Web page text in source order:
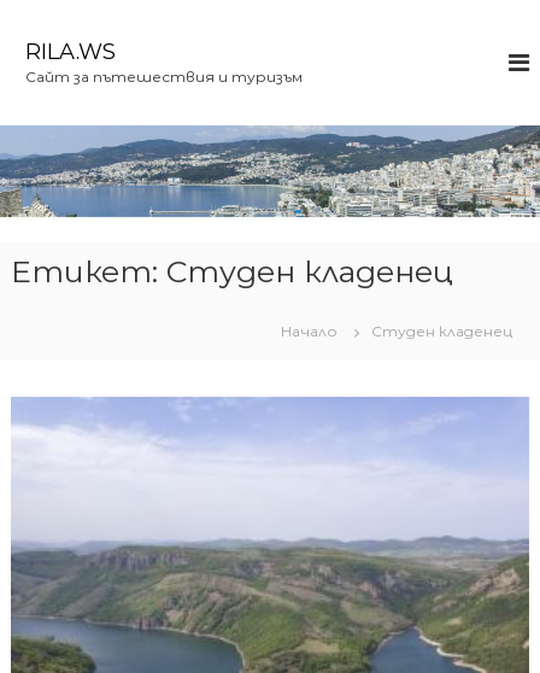
ъ
р
ж
RILA.WS
Сайт за пътешествия и туризъм
Етикет: Студен кладенец
Начало Студен кладенец